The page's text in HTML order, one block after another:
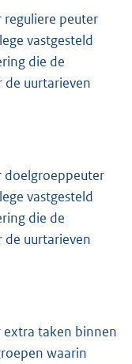
peuter
vastgesteld
die de
uurtarieven
doelgroeppeuter
vastgesteld
die de
uurtarieven
extra taken binnen
waarin